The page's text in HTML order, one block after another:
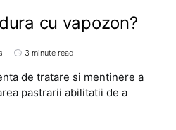
cu vapozon?
3 minute read
de tratare si mentinere a
pastrarii abilitatii de a